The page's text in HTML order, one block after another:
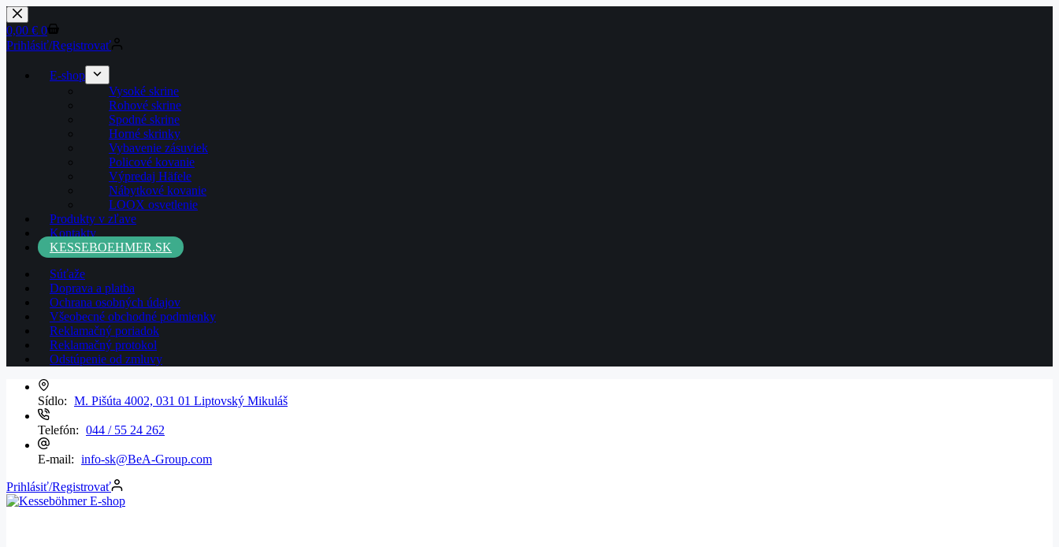
Skip
to
content
Shopping
cart
0,00 € 0
Prihlásiť/Registrovať
E-shop
Vysoké skrine
Rohové skrine
Spodné skrine
Horné skrinky
Vybavenie zásuviek
Policové kovanie
Výpredaj Häfele
Nábytkové kovanie
LOOX osvetlenie
Produkty v zľave
Kontakty
KESSEBOEHMER.SK
Súťaže
Doprava a platba
Ochrana osobných údajov
Všeobecné obchodné podmienky
Reklamačný poriadok
Reklamačný protokol
Odstúpenie od zmluvy
Sídlo: M. Pišúta 4002, 031 01 Liptovský Mikuláš
Telefón: 044 / 55 24 262
E-mail: info-sk@BeA-Group.com
Prihlásiť/Registrovať